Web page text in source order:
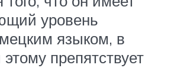
уровень
языком, в
препятствует